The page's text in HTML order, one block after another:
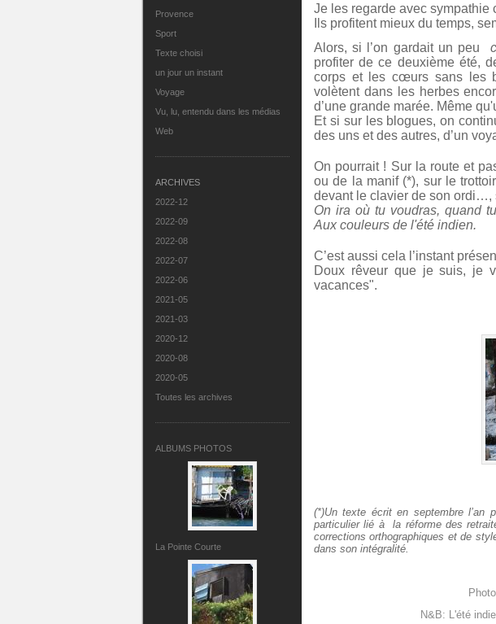
Provence
Sport
Texte choisi
un jour un instant
Voyage
Vu, lu, entendu dans les médias
Web
ARCHIVES
2022-12
2022-09
2022-08
2022-07
2022-06
2021-05
2021-03
2020-12
2020-08
2020-05
Toutes les archives
ALBUMS PHOTOS
La Pointe Courte
Je les regarde avec sympathie
Ils profitent mieux du temps,
Alors, si l’on gardait un peu
profiter de ce deuxième été,
corps et les cœurs sans les
volètent dans les herbes
d’une grande marée. Même
Et si sur les blogues, on
des uns et des autres, d’un
On pourrait ! Sur la route et
ou de la manif (*), sur le
devant le clavier de son ordi…,
On ira où tu voudras, quand
Aux couleurs de l'été indien.
C’est aussi cela l’instant
Doux rêveur que je suis, je
vacances".
(*)Un texte écrit en septembre l’an
particulier lié à la réforme des
corrections orthographiques et de
dans son intégralité.
N&B: L'été